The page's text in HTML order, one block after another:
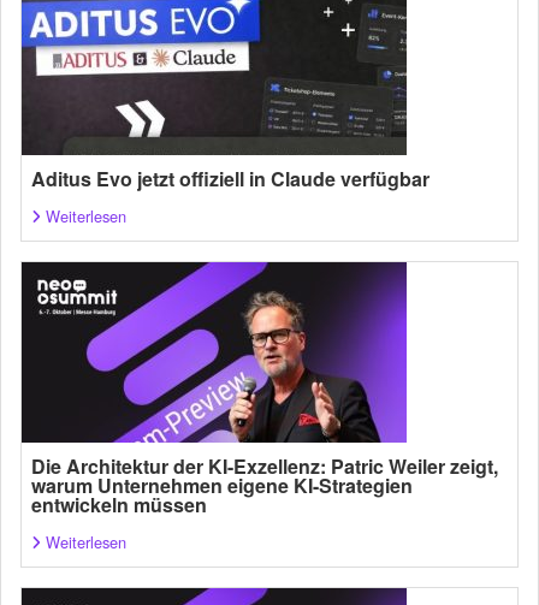
Aditus Evo jetzt offiziell in Claude verfügbar
Weiterlesen
Die Architektur der KI-Exzellenz: Patric Weiler zeigt,
warum Unternehmen eigene KI-Strategien
entwickeln müssen
Weiterlesen